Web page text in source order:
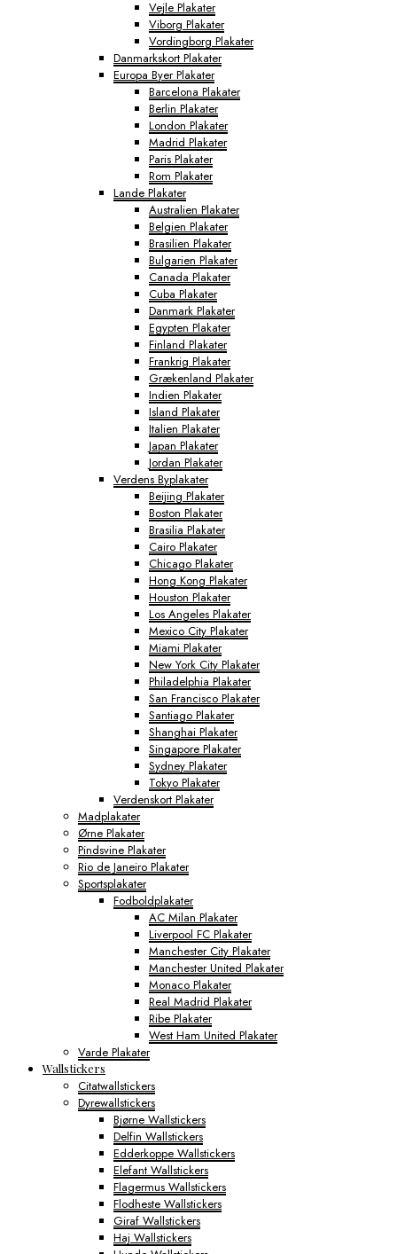
Vejle Plakater
Viborg Plakater
Vordingborg Plakater
Danmarkskort Plakater
Europa Byer Plakater
Barcelona Plakater
Berlin Plakater
London Plakater
Madrid Plakater
Paris Plakater
Rom Plakater
Lande Plakater
Australien Plakater
Belgien Plakater
Brasilien Plakater
Bulgarien Plakater
Canada Plakater
Cuba Plakater
Danmark Plakater
Egypten Plakater
Finland Plakater
Frankrig Plakater
Grækenland Plakater
Indien Plakater
Island Plakater
Italien Plakater
Japan Plakater
Jordan Plakater
Verdens Byplakater
Beijing Plakater
Boston Plakater
Brasilia Plakater
Cairo Plakater
Chicago Plakater
Hong Kong Plakater
Houston Plakater
Los Angeles Plakater
Mexico City Plakater
Miami Plakater
New York City Plakater
Philadelphia Plakater
San Francisco Plakater
Santiago Plakater
Shanghai Plakater
Singapore Plakater
Sydney Plakater
Tokyo Plakater
Verdenskort Plakater
Madplakater
Ørne Plakater
Pindsvine Plakater
Rio de Janeiro Plakater
Sportsplakater
Fodboldplakater
AC Milan Plakater
Liverpool FC Plakater
Manchester City Plakater
Manchester United Plakater
Monaco Plakater
Real Madrid Plakater
Ribe Plakater
West Ham United Plakater
Varde Plakater
Wallstickers
Citatwallstickers
Dyrewallstickers
Bjørne Wallstickers
Delfin Wallstickers
Edderkoppe Wallstickers
Elefant Wallstickers
Flagermus Wallstickers
Flodheste Wallstickers
Giraf Wallstickers
Haj Wallstickers